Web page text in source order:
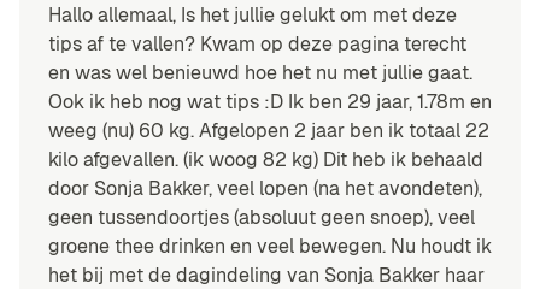
Hallo allemaal, Is het jullie gelukt om met deze
tips af te vallen? Kwam op deze pagina terecht
en was wel benieuwd hoe het nu met jullie gaat.
Ook ik heb nog wat tips :D Ik ben 29 jaar, 1.78m en
weeg (nu) 60 kg. Afgelopen 2 jaar ben ik totaal 22
kilo afgevallen. (ik woog 82 kg) Dit heb ik behaald
door Sonja Bakker, veel lopen (na het avondeten),
geen tussendoortjes (absoluut geen snoep), veel
groene thee drinken en veel bewegen. Nu houdt ik
het bij met de dagindeling van Sonja Bakker haar